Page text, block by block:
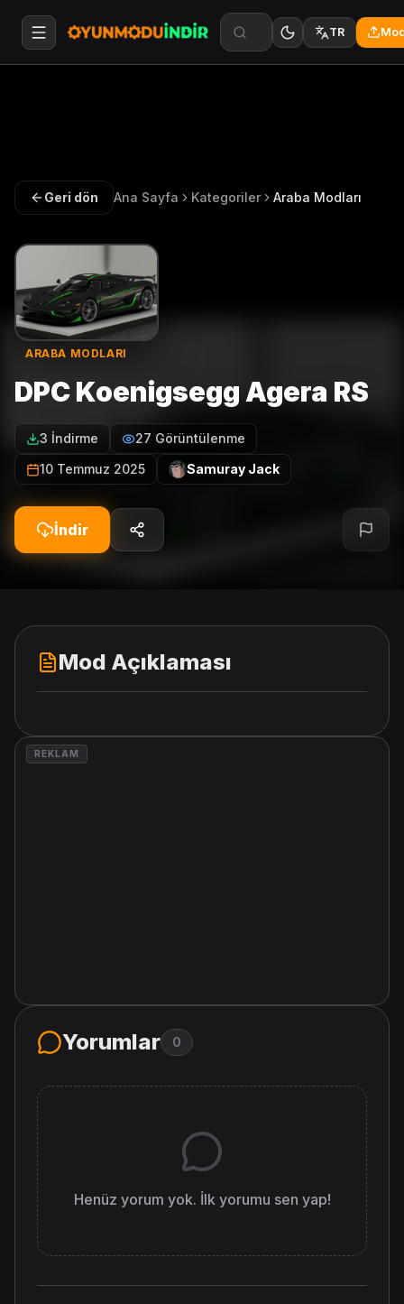
TR
Geri dön Ana Sayfa Kategoriler Araba Modları
ARABA MODLARI
DPC Koenigsegg Agera RS
3 İndirme
27 Görüntülenme
10 Temmuz 2025
Samuray Jack
İndir
Mod Açıklaması
REKLAM
Yorumlar 0
Henüz yorum yok. İlk yorumu sen yap!